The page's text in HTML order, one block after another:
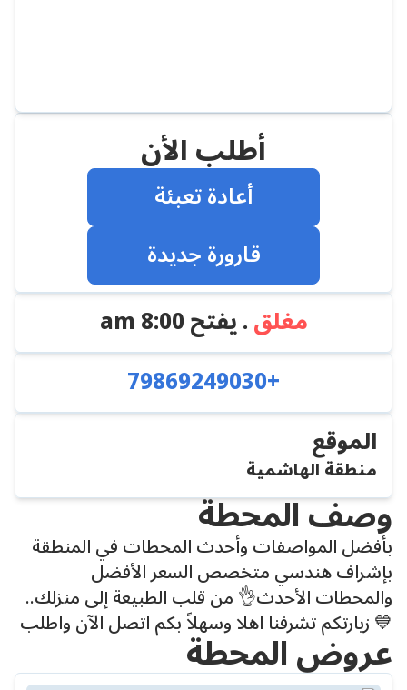
أطلب الأن
أعادة تعبئة
قارورة جديدة
مغلق. يفتح8:00 am
+79869249030
الموقع
منطقة الهاشمية
وصف المحطة
بأفضل المواصفات وأحدث المحطات في المنطقة
بإشراف هندسي متخصص السعر الأفضل
والمحطات الأحدث👌 من قلب الطبيعة إلى منزلك..
💙 زيارتكم تشرفنا اهلا وسهلاً بكم اتصل الآن واطلب
عروض المحطة